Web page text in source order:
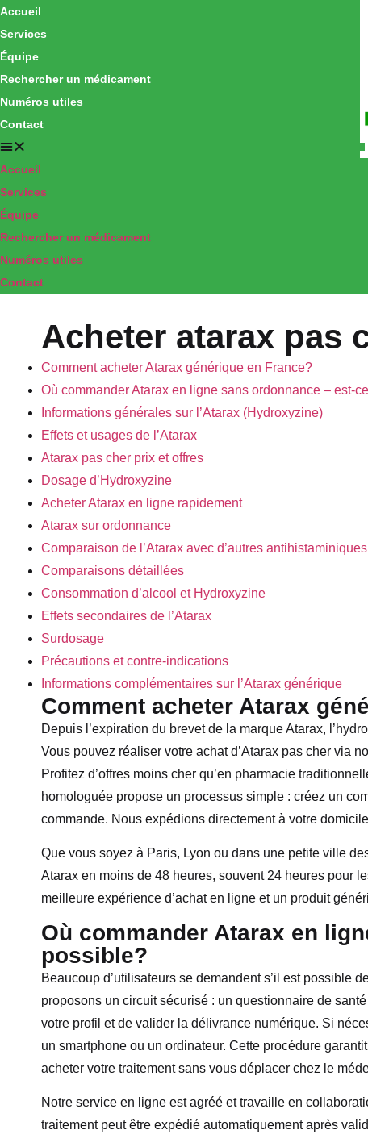
Accueil
Services
Équipe
Rechercher un médicament
Numéros utiles
Contact
Accueil
Services
Équipe
Rechercher un médicament
Numéros utiles
Contact
Acheter atarax pas
Comment acheter Atarax générique en France?
Où commander Atarax en ligne sans ordonnance – est-
Informations générales sur l’Atarax (Hydroxyzine)
Effets et usages de l’Atarax
Atarax pas cher prix et offres
Dosage d’Hydroxyzine
Acheter Atarax en ligne rapidement
Atarax sur ordonnance
Comparaison de l’Atarax avec d’autres antihistaminiques
Comparaisons détaillées
Consommation d’alcool et Hydroxyzine
Effets secondaires de l’Atarax
Surdosage
Précautions et contre-indications
Informations complémentaires sur l’Atarax générique
Comment acheter Atarax
Depuis l’expiration du brevet de la marque Atarax,
Vous pouvez réaliser votre achat d’Atarax pas cher via
Profitez d’offres moins cher qu’en pharmacie
homologuée propose un processus simple : créez un
commande. Nous expédions directement à votre
Que vous soyez à Paris, Lyon ou dans une petite ville
Atarax en moins de 48 heures, souvent 24 heures pour
meilleure expérience d’achat en ligne et un produit
Où commander Atarax en
possible?
Beaucoup d’utilisateurs se demandent s’il est possible
proposons un circuit sécurisé : un questionnaire de
votre profil et de valider la délivrance numérique. Si
un smartphone ou un ordinateur. Cette procédure
acheter votre traitement sans vous déplacer chez le
Notre service en ligne est agréé et travaille en
traitement peut être expédié automatiquement après